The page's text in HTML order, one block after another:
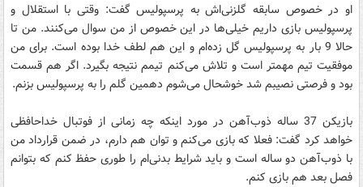
او در خصوص سابقه گلزنی‌اش به پرسپولیس گفت: وقتی با استقلال و
پرسپولیس بازی داریم خیلی‌ها در این خصوص از من سوال می‌کنند. من تا
حالا 9 بار به پرسپولیس گل زده‌ام و این هم لطف خدا بوده است. برای من
موفقیت تیم مهمتر است و تلاش می‌کنم تیمم نتیجه بگیرد. اگر هم قسمت
بود و فرصتی نصیبم شد خوشحال می‌شوم دهمین گلم را به پرسپولیس بزنم.
بازیکن 37 ساله ذوب‌آهن در مورد اینکه چه زمانی از فوتبال خداحافظی
خواهد کرد گفت: فعلا که بازی می‌کنم و توان هم دارم، در ضمن قرارداد من
با ذوب‌آهن دو ساله است و باید شرایط بدنی‌ام را طوری حفظ کنم که بتوانم
فصل بعد هم بازی کنم.